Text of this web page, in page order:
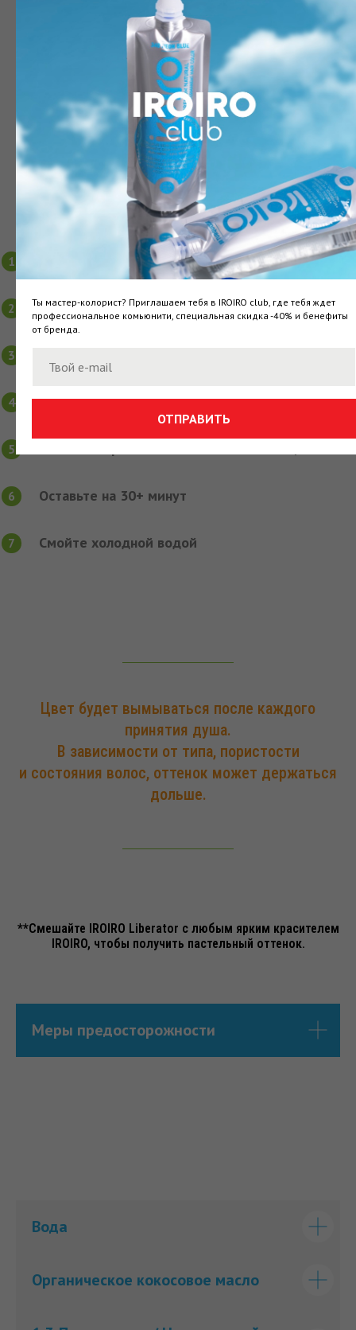
Ты мастер-колорист? Приглашаем тебя в IROIRO club, где тебя ждет
профессиональное комьюнити, специальная скидка -40% и бенефиты
от бренда.
ОТПРАВИТЬ
Для лучших результатов наносить
на обесцвеченные волосы
Способ применения: (используйте только
по инструкции)
Вымойте волосы шампунем
(без кондиционера), высушите
Наденьте перчатки
Выдавите нужное количество красителя в миску
Оставьте на 30+ минут
Смойте холодной водой
Цвет будет вымываться после каждого
принятия душа.
В зависимости от типа, пористости
и состояния волос, оттенок может держаться
дольше.
**Смешайте IROIRO Liberator с любым ярким красителем
IROIRO, чтобы получить пастельный оттенок.
Меры предосторожности
Вода
Органическое кокосовое масло